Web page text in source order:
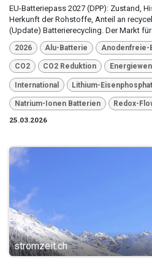
EU-Batteriepass 2027 (DPP): Zustand,
Herkunft der Rohstoffe, Anteil an
(Update) Batterierecycling. Der Markt für
2026 Alu-Batterie Anodenfreie-
CO2 CO2 Reduktion
International Lithium-
Natrium-Ionen Batterien
Redox-
25.03.2026
stromzeit.ch